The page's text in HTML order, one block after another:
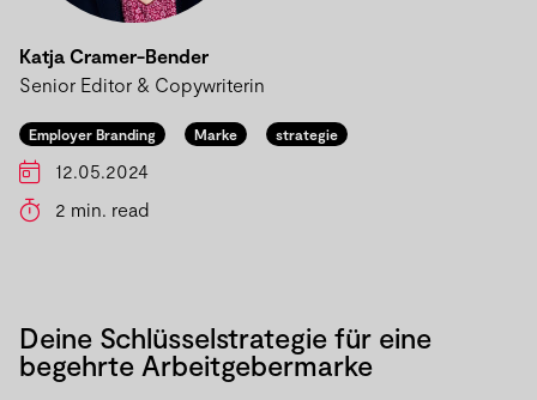
Katja Cramer-Bender
Senior Editor & Copywriterin
Employer Branding Marke strategie
12.05.2024
2 min. read
Deine Schlüsselstrategie für eine
begehrte Arbeitgebermarke